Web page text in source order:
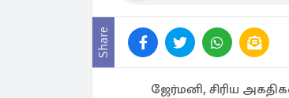
Share
ஜேர்மனி, சிரிய